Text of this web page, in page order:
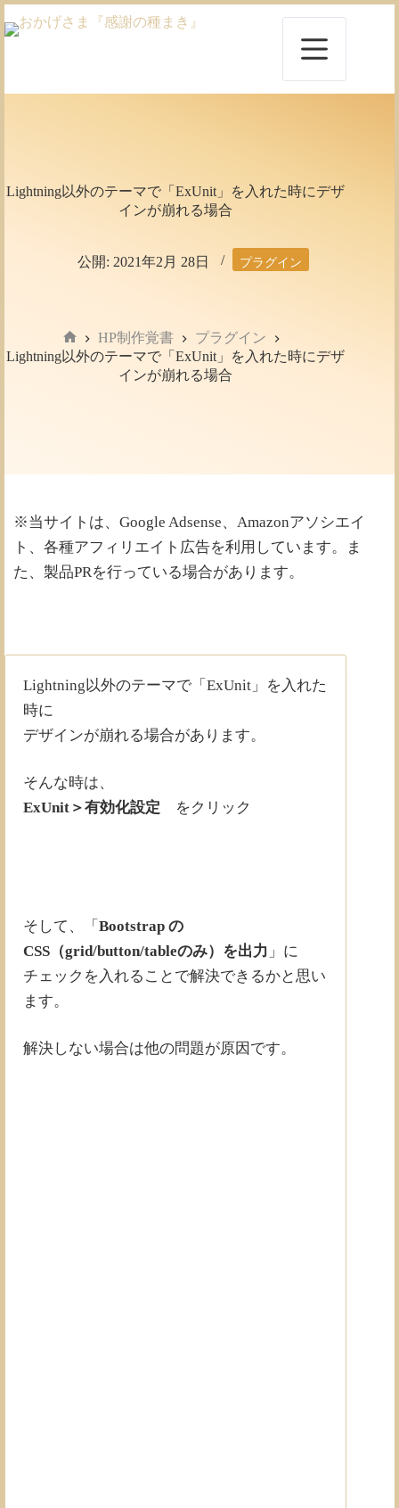
ン
Lightning以外のテーマで「ExUnit」を入れた時にデザ
インが崩れる場合
公開: 2021年2月 28日 プラグイン
ホ
HP制作覚書
プラグイン
Lightning以外のテーマで「ExUnit」を入れた時にデザ
インが崩れる場合
※当サイトは、Google Adsense、Amazonアソシエイ
ト、各種アフィリエイト広告を利用しています。ま
た、製品PRを行っている場合があります。
Lightning以外のテーマで「ExUnit」を入れた
時に
デザインが崩れる場合があります。
そんな時は、
ExUnit＞有効化設定 をクリック
そして、「 Bootstrap の
CSS（grid/button/tableのみ）を出力 」に
チェックを入れることで解決できるかと思い
ます。
解決しない場合は他の問題が原因です。